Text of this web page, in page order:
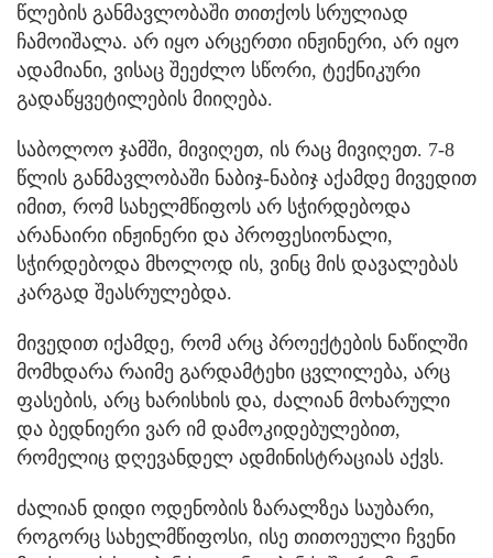
წლების განმავლობაში თითქოს სრულიად
ჩამოიშალა. არ იყო არცერთი ინჟინერი, არ იყო
ადამიანი, ვისაც შეეძლო სწორი, ტექნიკური
გადაწყვეტილების მიიღება.
საბოლოო ჯამში, მივიღეთ, ის რაც მივიღეთ. 7-8
წლის განმავლობაში ნაბიჯ-ნაბიჯ აქამდე მივედით
იმით, რომ სახელმწიფოს არ სჭირდებოდა
არანაირი ინჟინერი და პროფესიონალი,
სჭირდებოდა მხოლოდ ის, ვინც მის დავალებას
კარგად შეასრულებდა.
მივედით იქამდე, რომ არც პროექტების ნაწილში
მომხდარა რაიმე გარდამტეხი ცვლილება, არც
ფასების, არც ხარისხის და, ძალიან მოხარული
და ბედნიერი ვარ იმ დამოკიდებულებით,
რომელიც დღევანდელ ადმინისტრაციას აქვს.
ძალიან დიდი ოდენობის ზარალზეა საუბარი,
როგორც სახელმწიფოსი, ისე თითოეული ჩვენი